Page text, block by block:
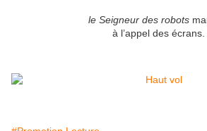
le Seigneur des robots
à l’appel des écrans.